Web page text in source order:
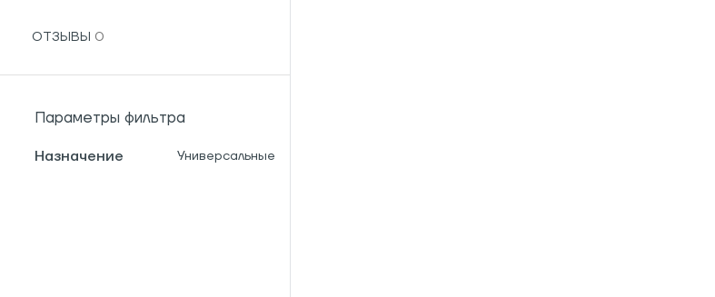
ОТЗЫВЫ
Параметры фильтра
Назначение Универсальные